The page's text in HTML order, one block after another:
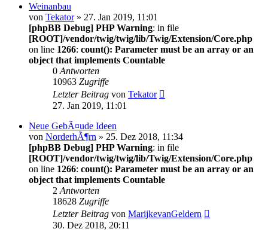
Weinanbau
von Tekator» 27. Jan 2019, 11:01
[phpBB Debug] PHP Warning: in file
[ROOT]/vendor/twig/twig/lib/Twig/Extension/Core.php
on line 1266: count(): Parameter must be an array or an
object that implements Countable
0 Antworten
10963 Zugriffe
Letzter Beitrag von Tekator
27. Jan 2019, 11:01
Neue GebÃ¤ude Ideen
von NorderhÃ¶rn » 25. Dez 2018, 11:34
[phpBB Debug] PHP Warning: in file
[ROOT]/vendor/twig/twig/lib/Twig/Extension/Core.php
on line 1266: count(): Parameter must be an array or an
object that implements Countable
2 Antworten
18628 Zugriffe
Letzter Beitrag von MarijkevanGeldern
30. Dez 2018, 20:11